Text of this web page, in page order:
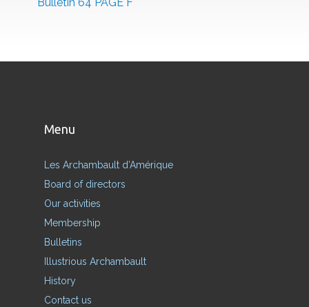
Menu
Les Archambault d’Amérique
Board of directors
Our activities
Membership
Bulletins
Illustrious Archambault
History
Contact us